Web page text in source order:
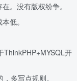
。没有版权纷争。
低。
ThinkPHP+MYSQL开
多写点规则。